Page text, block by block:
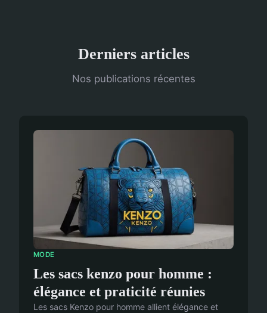
Derniers articles
Nos publications récentes
MODE
Les sacs kenzo pour homme :
élégance et praticité réunies
Les sacs Kenzo pour homme allient élégance et